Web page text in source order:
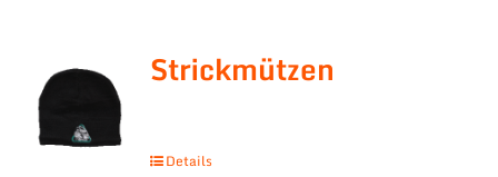
Strickmützen
Details